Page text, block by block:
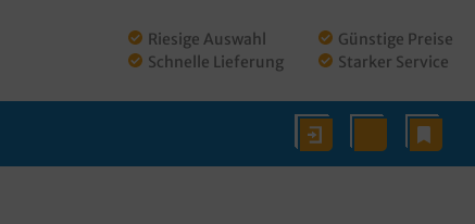
Riesige Auswahl
Schnelle Lieferung
Günstige Preise
Starker Service